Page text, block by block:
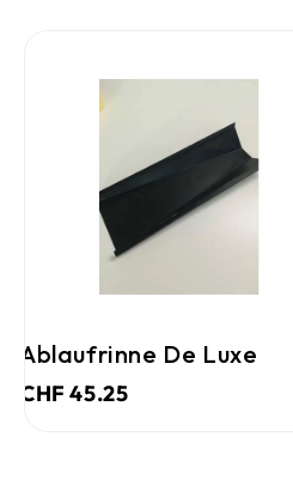
Ablaufrinne De Luxe
CHF 45.25